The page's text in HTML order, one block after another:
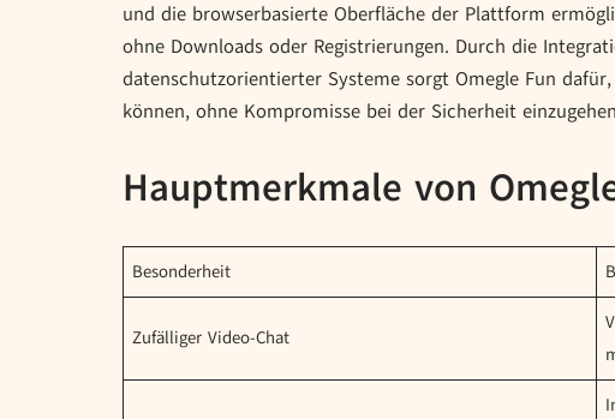
und die browserbasierte Oberfläche der Plattform
ohne Downloads oder Registrierungen. Durch die
datenschutzorientierter Systeme sorgt Omegle Fun
können, ohne Kompromisse bei der Sicherheit
Hauptmerkmale von
Besonderheit
Zufälliger Video-Chat